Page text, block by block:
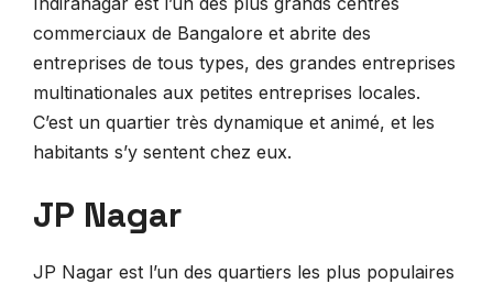
commerciaux de Bangalore et abrite des
entreprises de tous types, des grandes entreprises
multinationales aux petites entreprises locales.
C’est un quartier très dynamique et animé, et les
habitants s’y sentent chez eux.
JP Nagar
JP Nagar est l’un des quartiers les plus populaires